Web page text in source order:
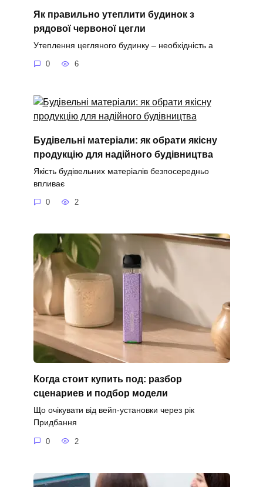
Як правильно утеплити будинок з
рядової червоної цегли
Утеплення цегляного будинку – необхідність а
0 6
Будівельні матеріали: як обрати якісну
продукцію для надійного будівництва
Якість будівельних матеріалів безпосередньо
впливає
0 2
Когда стоит купить под: разбор
сценариев и подбор модели
Що очікувати від вейп-установки через рік
Придбання
0 2